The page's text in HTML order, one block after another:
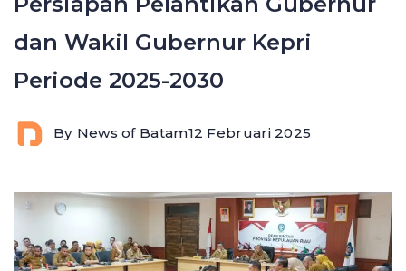
dan Wakil Gubernur Kepri
Periode 2025-2030
By News of Batam12 Februari 2025